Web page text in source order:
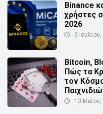
Binance
χρήστες
2026
6
Bitcoin,
Πώς τα
τον
13 Μαΐου,